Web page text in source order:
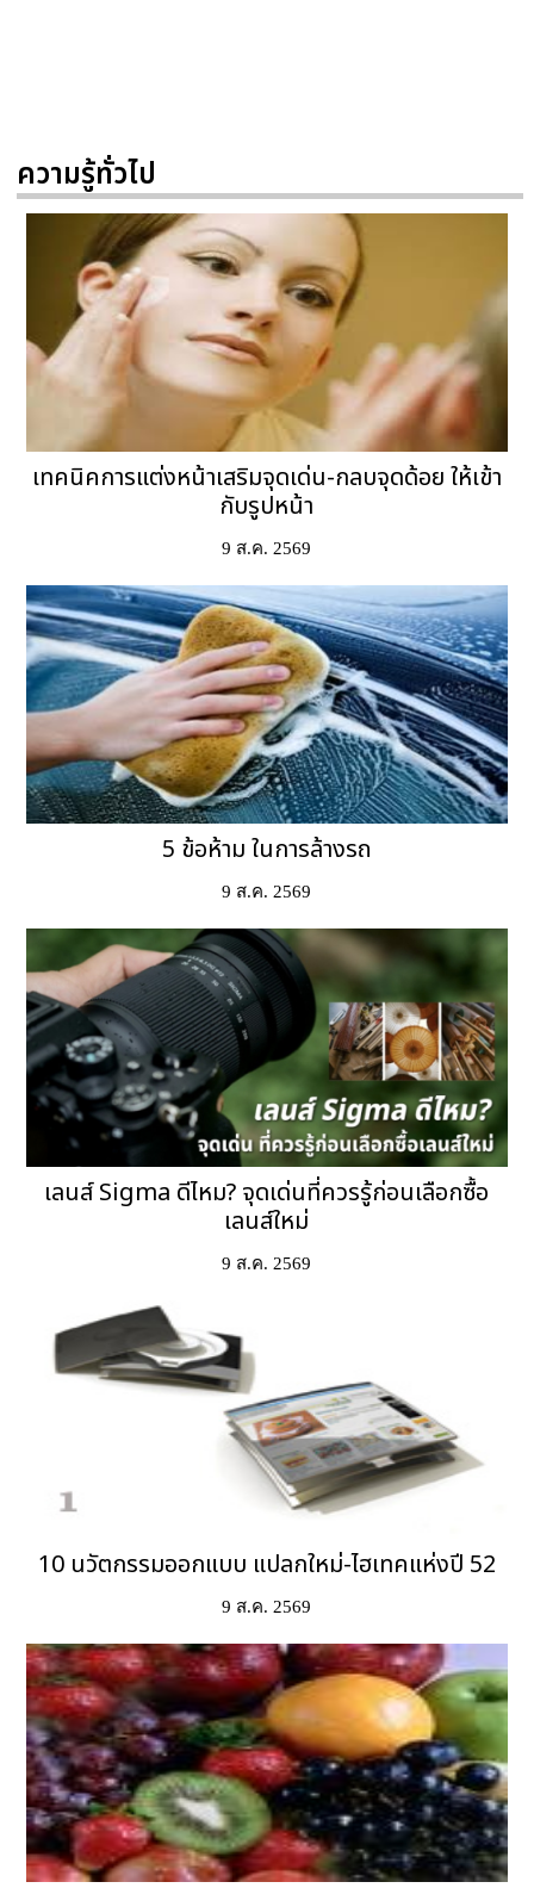
ความรู้ทั่วไป
เทคนิคการแต่งหน้าเสริมจุดเด่น-กลบจุดด้อย ให้เข้า
กับรูปหน้า
9 ส.ค. 2569
5 ข้อห้าม ในการล้างรถ
9 ส.ค. 2569
เลนส์ Sigma ดีไหม? จุดเด่นที่ควรรู้ก่อนเลือกซื้อ
เลนส์ใหม่
9 ส.ค. 2569
10 นวัตกรรมออกแบบ แปลกใหม่-ไฮเทคแห่งปี 52
9 ส.ค. 2569